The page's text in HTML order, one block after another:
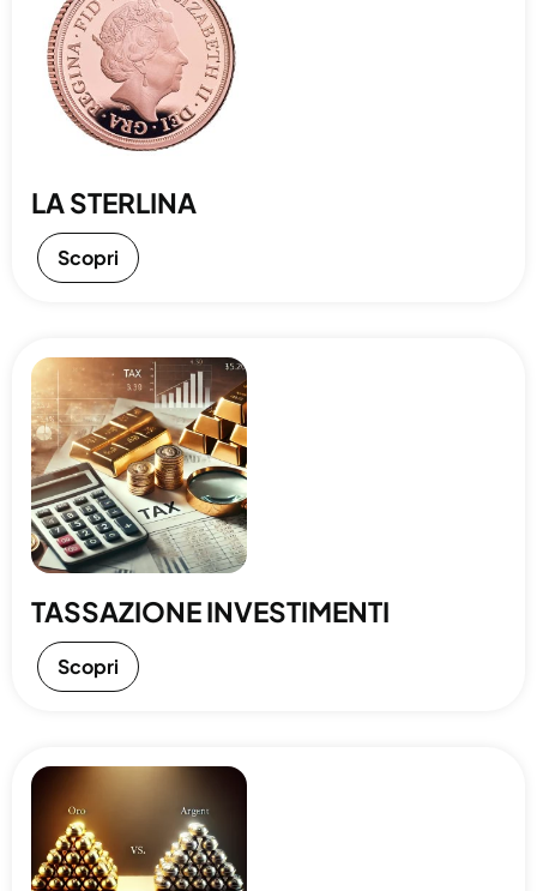
LA STERLINA
Scopri
TASSAZIONE INVESTIMENTI
Scopri